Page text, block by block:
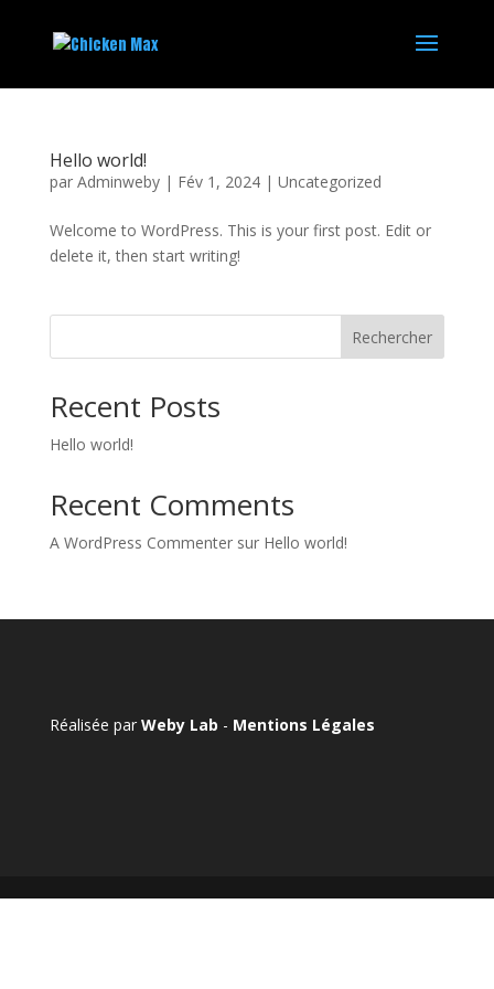
Hello world!
par Adminweby| Fév 1, 2024| Uncategorized
Welcome to WordPress. This is your first post. Edit or
delete it, then start writing!
Rechercher
Recent Posts
Hello world!
Recent Comments
A WordPress Commentersur Hello world!
Réalisée par Weby Lab - Mentions Légales